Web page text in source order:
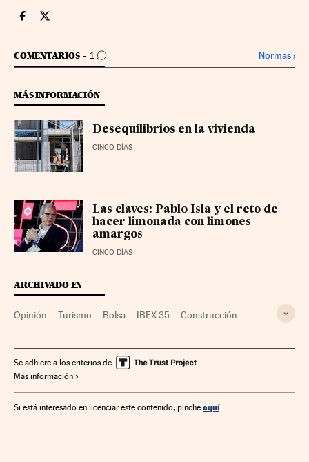
Opinion Cinco Días en Facebook
Opinion Cinco Días en Twitter
COMENTARIOS 1
IR A LOS COMENTARIOS Normas›
MÁS INFORMACIÓN
Desequilibrios en la vivienda
CINCO DÍAS
Las claves: Pablo Isla y el reto de
hacer limonada con limones
amargos
CINCO DÍAS
ARCHIVADO EN
Opinión Turismo Bolsa IBEX 35 Construcción
Se adhiere a los criterios de
Más información
Si está interesado en licenciar este contenido, pinche aquí